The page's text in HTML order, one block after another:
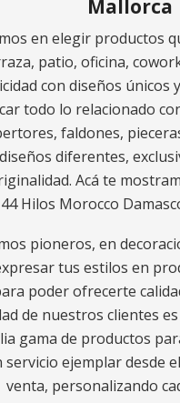
Mallorca
en elegir productos
patio, oficina,
con diseños únicos
todo lo relacionado
faldones,
diferentes,
Acá te
Hilos Morocco
pioneros, en
tus estilos en
poder ofrecerte
de nuestros clientes
gama de productos
ejemplar desde
venta, personalizando